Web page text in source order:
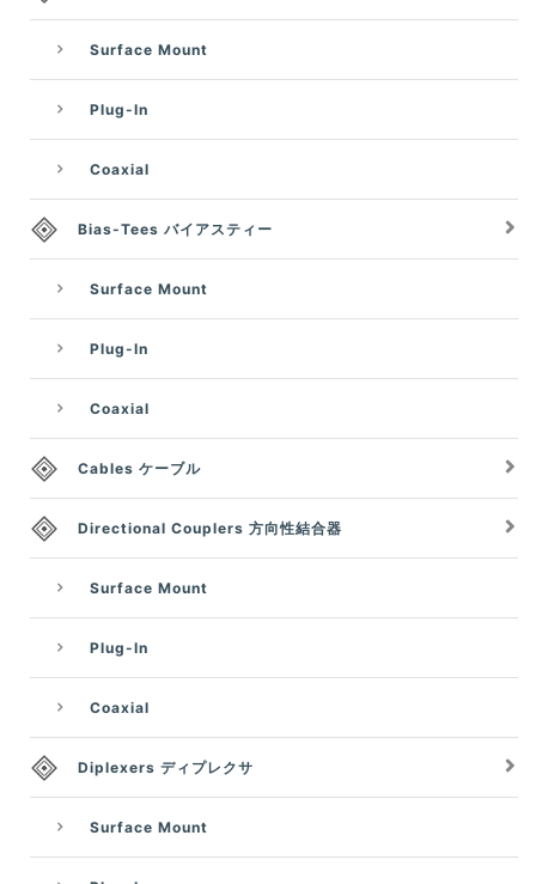
Surface Mount
Plug-In
Coaxial
Bias-Tees バイアスティー
Surface Mount
Plug-In
Coaxial
Cables ケーブル
Directional Couplers 方向性結合器
Surface Mount
Plug-In
Coaxial
Diplexers ディプレクサ
Surface Mount